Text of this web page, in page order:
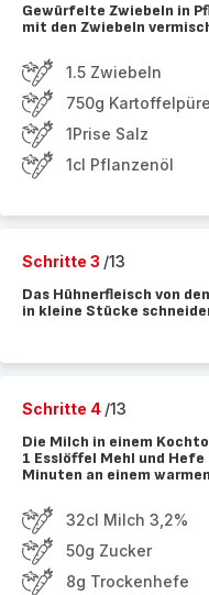
Gewürfelte Zwiebeln in
mit den Zwiebeln
1.5 Zwiebeln
750g
1Prise Salz
1cl Pflanzenöl
Schritte 3 /13
Das Hühnerfleisch von
in kleine Stücke
Schritte 4 /13
Die Milch in einem
1 Esslöffel Mehl und
Minuten an einem
32cl Milch 3,2%
50g Zucker
8g Trockenhefe